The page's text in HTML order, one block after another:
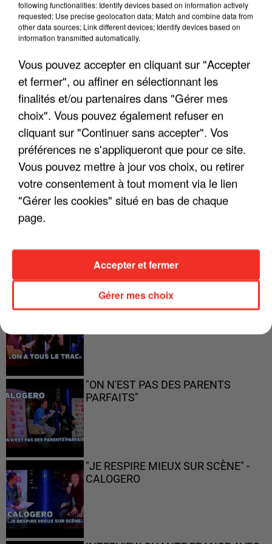
LES INTERVIEWS CHANTE
FRANCE
Voir plus
"ON N'EST PAS DES PARENTS
PARFAITS"
"JE RESPIRE MIEUX SUR SCÈNE" -
CALOGERO
following functionalities: Identify devices based on information actively
requested; Use precise geolocation data; Match and combine data from
other data sources; Link different devices; Identify devices based on
information transmitted automatically.
Vous pouvez accepter en cliquant sur "Accepter
et fermer", ou affiner en sélectionnant les
finalités et/ou partenaires dans "Gérer mes
choix". Vous pouvez également refuser en
cliquant sur "Continuer sans accepter". Vos
préférences ne s'appliqueront que pour ce site.
Vous pouvez mettre à jour vos choix, ou retirer
votre consentement à tout moment via le lien
"Gérer les cookies" situé en bas de chaque
page.
Gérer mes choix
Accepter et fermer